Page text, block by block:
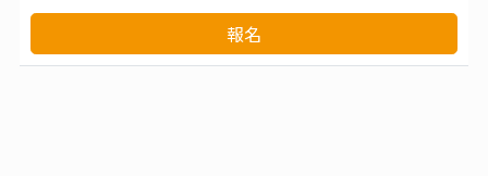
報名